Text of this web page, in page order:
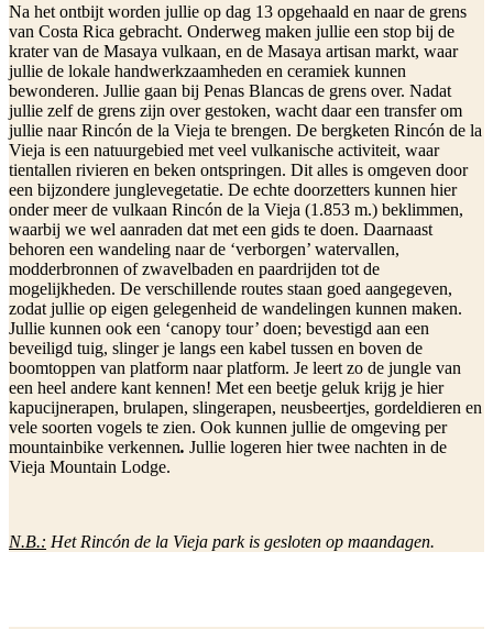
Na het ontbijt worden jullie op dag 13 opgehaald en naar de grens
van Costa Rica gebracht. Onderweg maken jullie een stop bij de
krater van de Masaya vulkaan, en de Masaya artisan markt, waar
jullie de lokale handwerkzaamheden en ceramiek kunnen
bewonderen. Jullie gaan bij Penas Blancas de grens over. Nadat
jullie zelf de grens zijn over gestoken, wacht daar een transfer om
jullie naar Rincón de la Vieja te brengen. De bergketen Rincón de la
Vieja is een natuurgebied met veel vulkanische activiteit, waar
tientallen rivieren en beken ontspringen. Dit alles is omgeven door
een bijzondere junglevegetatie. De echte doorzetters kunnen hier
onder meer de vulkaan Rincón de la Vieja (1.853 m.) beklimmen,
waarbij we wel aanraden dat met een gids te doen. Daarnaast
behoren een wandeling naar de ‘verborgen’ watervallen,
modderbronnen of zwavelbaden en paardrijden tot de
mogelijkheden. De verschillende routes staan goed aangegeven,
zodat jullie op eigen gelegenheid de wandelingen kunnen maken.
Jullie kunnen ook een ‘canopy tour’ doen; bevestigd aan een
beveiligd tuig, slinger je langs een kabel tussen en boven de
boomtoppen van platform naar platform. Je leert zo de jungle van
een heel andere kant kennen! Met een beetje geluk krijg je hier
kapucijnerapen, brulapen, slingerapen, neusbeertjes, gordeldieren en
vele soorten vogels te zien. Ook kunnen jullie de omgeving per
mountainbike verkennen. Jullie logeren hier twee nachten in de
Vieja Mountain Lodge.
N.B.: Het Rincón de la Vieja park is gesloten op maandagen.